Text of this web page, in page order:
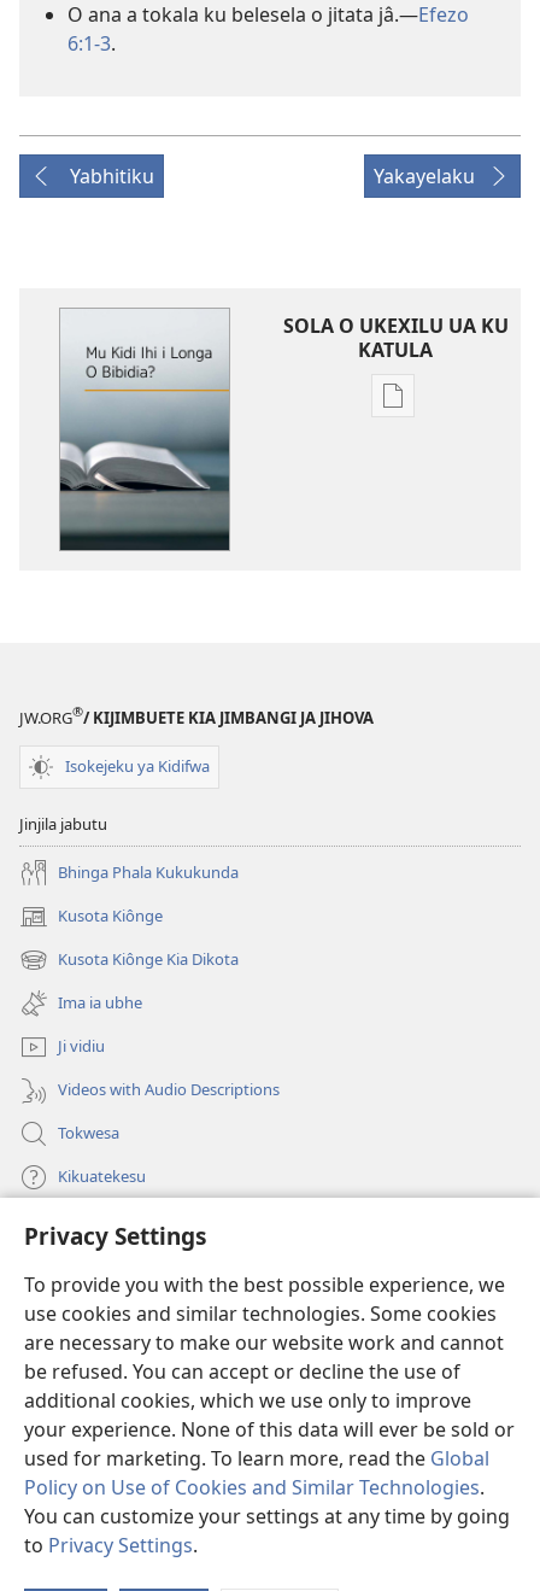
Privacy Settings
To provide you with the best possible experience, we
use cookies and similar technologies. Some cookies
are necessary to make our website work and cannot
be refused. You can accept or decline the use of
additional cookies, which we use only to improve
your experience. None of this data will ever be sold or
used for marketing. To learn more, read the Global
Policy on Use of Cookies and Similar Technologies.
You can customize your settings at any time by going
to Privacy Settings.
O ana a tokala ku belesela o jitata jâ.—Efezo
6:1-3.
Yabhitiku Yakayelaku
SOLA O UKEXILU UA KU
KATULA
Ukexilu
JW.ORG®/ KIJIMBUETE KIA JIMBANGI JA JIHOVA
Isokejeku ya Kidifwa
Jinjila jabutu
Bhinga Phala Kukukunda
Kusota Kiônge
(opens
new
window)
Kusota Kiônge Kia Dikota
(opens
new
window)
Ima ia ubhe
Ji vidiu
Videos with Audio Descriptions
Tokwesa
Kikuatekesu
Kusangela kitadi
(opens
window)Mulangidi KIDIDI KIA KU BHAKA MADIVULU MU INTERNETE™
(opens
new
window)
®
(opens
new
window)Aplicativo JW Library
Copyright© 2026 Watch Tower Bible and Tract Society of Pennsylvania.
IJILA| KIKUTU KIETU